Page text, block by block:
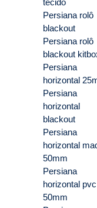
tecido
Persiana rolô
blackout
Persiana rolô
blackout
Persiana
horizontal
Persiana
horizontal
blackout
Persiana
horizontal
50mm
Persiana
horizontal pvc
50mm